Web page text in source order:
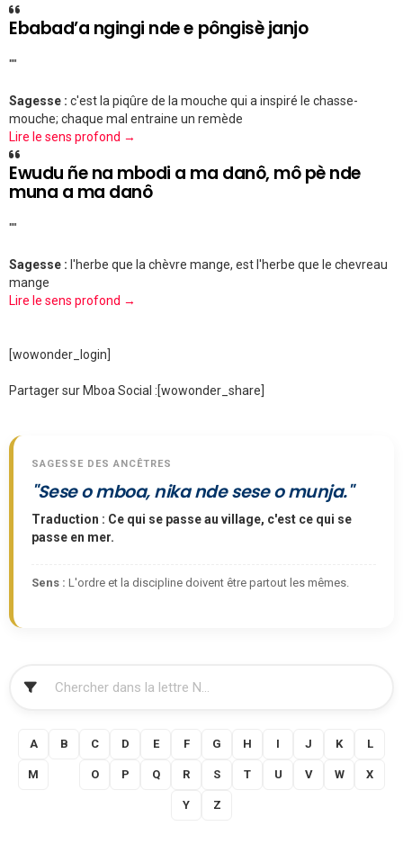
Ebabad’a ngingi nde e pôngisè janjo
""
Sagesse : c'est la piqûre de la mouche qui a inspiré le chasse-
mouche; chaque mal entraine un remède
Lire le sens profond →
Ewudu ñe na mbodi a ma danô, mô pè nde
muna a ma danô
""
Sagesse : l'herbe que la chèvre mange, est l'herbe que le chevreau
mange
Lire le sens profond →
[wowonder_login]
Partager sur Mboa Social :[wowonder_share]
SAGESSE DES ANCÊTRES
"Sese o mboa, nika nde sese o munja."
Traduction : Ce qui se passe au village, c'est ce qui se
passe en mer.
Sens : L'ordre et la discipline doivent être partout les mêmes.
A B C D E F G H I J K L
M O P Q R S T U V W X
Y Z